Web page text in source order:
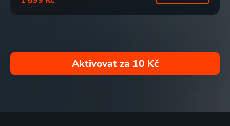
Aktivovat za 10 Kč